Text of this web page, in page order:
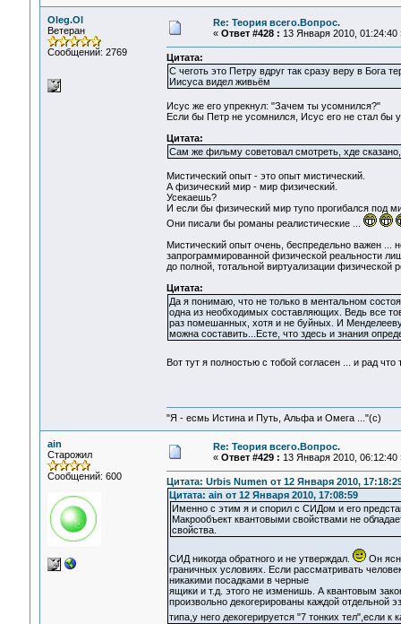
Oleg.Ol
Ветеран
Сообщений: 2769
Re: Теория всего.Вопрос.
« Ответ #428 : 13 Января 2010, 01:24:40
Цитата:
С чеготь это Петру вдруг так сразу веру в Бога
Иисуса видел живьём
Исус же его упрекнул: "Зачем ты усомнился?"
Если бы Петр не усомнился, Исус его не стал бы
Цитата:
Сам же фильму советовал смотреть, хде
Мистический опыт - это опыт мистический.
А физический мир - мир физический.
Усекаешь?
И если бы физический мир тупо прогибался под
Они писали бы романы реалистические ...
Мистический опыт очень, беспредельно важен ...
запрограммированной физической реальности
до полной, тотальной виртуализации физической
Цитата:
Да я понимаю, что не только в ментальном
одна из необходимых составляющих. Ведь все
раз помешанных, хотя и не буйных. И
можна составить...Есте, что здесь и знания
Вот тут я полностью с тобой согласен ... и рад
"Я - есмь Истина и Путь, Альфа и Омега ..."(с)
ain
Старожил
Сообщений: 600
Re: Теория всего.Вопрос.
« Ответ #429 : 13 Января 2010, 06:12:40
Цитата: Urbis Numen от 12 Января 2010,
Цитата: ain от 12 Января 2010, 17:08:59
Именно с этим я и спорил с СИДом и его
Макрообъект квантовыми свойствами не
свойства.
СИД никогда обратного и не утверждал.
Он
граничных условиях. Если рассматривать
никакими посадками в черные
ящики и т.д. этого не изменишь. А квантовым
произвольно декогерированы каждой отдельной
типа,у него декогерируется "7 тонких тел",если